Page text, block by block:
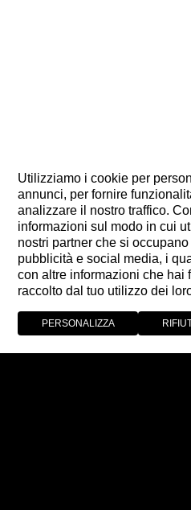
Utilizziamo i cookie per
annunci, per fornire
analizzare il nostro traffico.
informazioni sul modo in cui
nostri partner che si
pubblicità e social media, i
con altre informazioni che hai
raccolto dal tuo utilizzo dei
PERSONALIZZA